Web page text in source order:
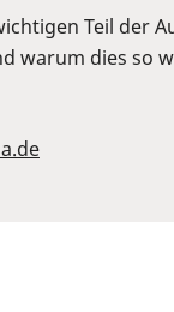
Teil der
warum dies so